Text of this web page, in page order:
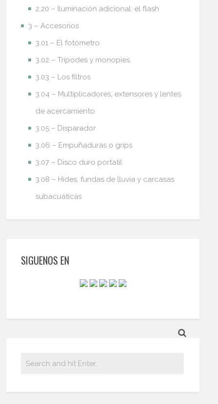
2.20 – Iluminación adicional: el flash
3 – Accesorios
3.01 – El fotómetro
3.02 – Trípodes y monopies
3.03 – Los filtros
3.04 – Multiplicadores, extensores y lentes
de acercamiento
3.05 – Disparador
3.06 – Empuñaduras o grips
3.07 – Disco duro portatil
3.08 – Hides, fundas de lluvia y carcasas
subacuáticas
SIGUENOS EN